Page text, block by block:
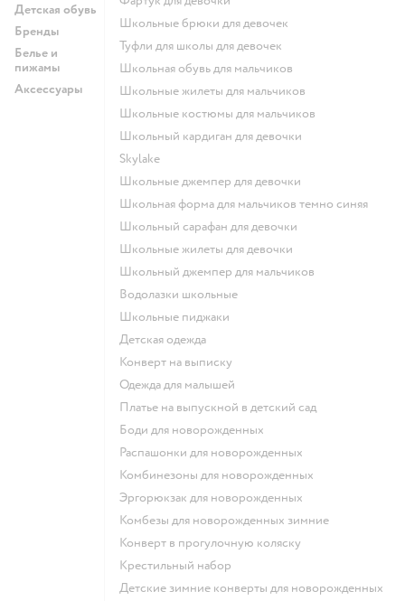
Детская обувь
Бренды
Белье и
пижамы
Аксессуары
Школьные брюки для девочек
Туфли для школы для девочек
Школьная обувь для мальчиков
Школьные жилеты для мальчиков
Школьные костюмы для мальчиков
Школьный кардиган для девочки
Skylake
Школьные джемпер для девочки
Школьная форма для мальчиков темно синяя
Школьный сарафан для девочки
Школьные жилеты для девочки
Школьный джемпер для мальчиков
Водолазки школьные
Школьные пиджаки
Детская одежда
Конверт на выписку
Одежда для малышей
Платье на выпускной в детский сад
Боди для новорожденных
Распашонки для новорожденных
Комбинезоны для новорожденных
Эргорюкзак для новорожденных
Комбезы для новорожденных зимние
Конверт в прогулочную коляску
Крестильный набор
Детские зимние конверты для новорожденных